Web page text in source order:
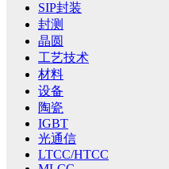
SIP封装
封测
晶圆
工艺技术
材料
设备
陶瓷
IGBT
光通信
LTCC/HTCC